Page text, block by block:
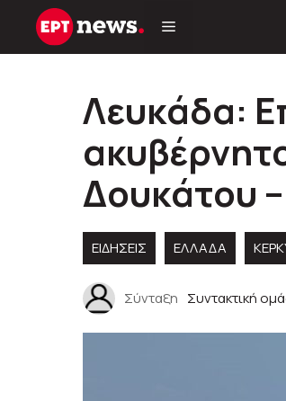
Μετάβαση
Λευκάδα:
Δουκάτου –
ΕΙΔΗΣΕΙΣ ΕΛΛΑΔΑ
Σύνταξη Συντακτική